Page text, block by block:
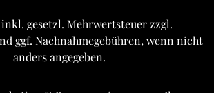
gesetzl. Mehrwertsteuer zzgl.
ggf. Nachnahmegebühren, wenn nicht
anders angegeben.